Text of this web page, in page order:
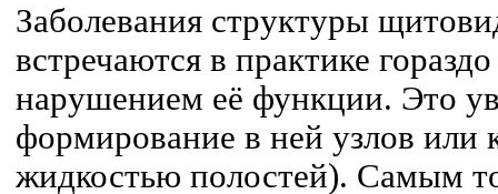
Заболевания структуры
встречаются в практике
нарушением её функции. Это
формирование в ней узлов или
жидкостью полостей). Самым